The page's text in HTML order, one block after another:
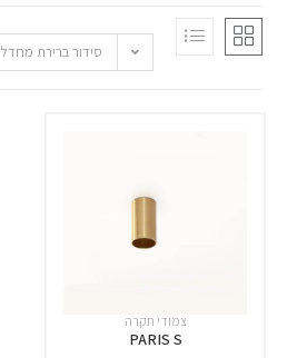
סידור ברירת מחדל
צמודי תקרה
PARIS S